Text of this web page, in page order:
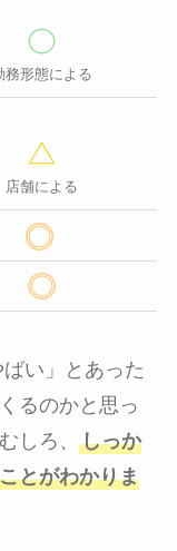
務形態による
店舗による
い」とあった
るのかと思っ
しろ、 しっか
とがわかりま